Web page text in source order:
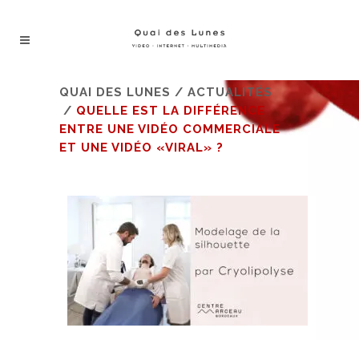
QUAI DES LUNES / ACTUALITÉS
/ QUELLE EST LA DIFFÉRENCE
ENTRE UNE VIDÉO COMMERCIALE
ET UNE VIDÉO «VIRAL» ?